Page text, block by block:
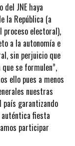
JNE haya
la República (a
electoral),
a la autonomía e
sin perjuicio que
se formulen”,
ello pues a menos
nuestras
garantizando
fiesta
participar